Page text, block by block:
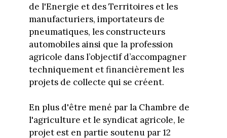
de l'Energie et des Territoires et les
manufacturiers, importateurs de
pneumatiques, les constructeurs
automobiles ainsi que la profession
agricole dans l’objectif d’accompagner
techniquement et financièrement les
projets de collecte qui se créent.
En plus d'être mené par la Chambre de
l'agriculture et le syndicat agricole, le
projet est en partie soutenu par 12